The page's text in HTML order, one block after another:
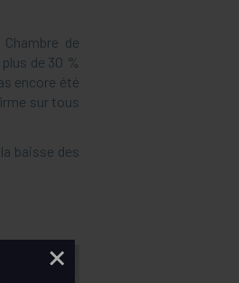
de
de 30 %
encore été
sur tous
baisse des